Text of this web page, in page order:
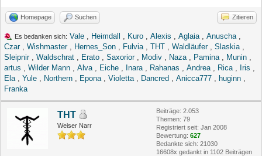
Homepage Suchen Zitieren
Es bedanken sich: Vale Heimdall Kuro Alexis Aglaia Anuscha
Czar, Wishmaster, Hernes_Son Fulvia THT Waldläufer, Slaskia
Sleipnir, Waldschrat Erato Saxorior, Modiv Naza Pamina Munin
artus
Wilder Mann Alva Eiche Inara Rahanas Andrea Rica Iris
Ela
Yule Northern Epona Violetta Dancred Anicca777 huginn
Franka
THT
Weiser Narr
Beiträge: 2.053
Themen: 79
Registriert seit: Jan 2008
Bewertung: 627
Bedankte sich: 21030
16608x gedankt in 1102 Beiträgen